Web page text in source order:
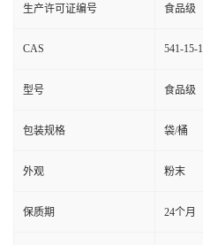
生产许可证编号 食品级
CAS 541-15-1
型号 食品级
包装规格 袋/桶
外观 粉末
保质期 24个月